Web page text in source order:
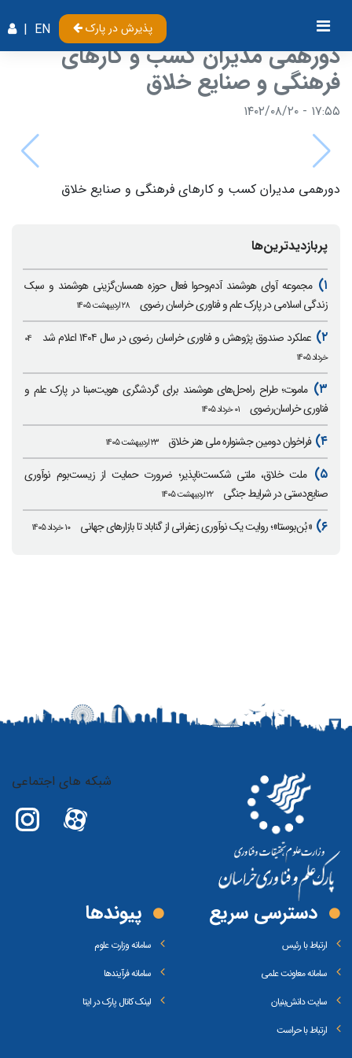
EN
| پذیرش در پارک
دورهمی مدیران کسب و کارهای
فرهنگی و صنایع خلاق
۱۷:۵۵ - ۱۴۰۲/۰۸/۲۰
دورهمی مدیران کسب و کارهای فرهنگی و صنایع خلاق
پربازدیدترین‌ها
۱)
مجموعه آوای هوشمند آدم‌وحوا فعال حوزه همسان‌گزینی هوشمند و سبک
زندگی اسلامی در پارک علم و فناوری خراسان رضوی
۲۸ اردیبهشت ۱۴۰۵
۲) عملکرد صندوق پژوهش و فناوری خراسان رضوی در سال ۱۴۰۴ اعلام شد
۰۴
خرداد ۱۴۰۵
۳)
ماموت؛ طراح راه‌حل‌های هوشمند برای گردشگری هویت‌مبنا در پارک علم و
فناوری خراسان‌رضوی
۰۱ خرداد ۱۴۰۵
۴) فراخوان دومین جشنواره ملی هنر خلاق ۲۳ اردیبهشت ۱۴۰۵
۵)
ملت خلاق، ملتی شکست‌ناپذیر؛ ضرورت حمایت از زیست‌بوم نوآوری
صنایع‌دستی در شرایط جنگی
۲۲ اردیبهشت ۱۴۰۵
۶) «بُن‌بوستا»؛ روایت یک نوآوری زعفرانی از گناباد تا بازارهای جهانی ۱۰ خرداد ۱۴۰۵
شبکه های اجتماعی
دسترسی سریع
ارتباط با رئیس
سامانه معاونت علمی
سایت دانش‌بنیان
ارتباط با حراست
پیوند‌ها
سامانه وزارت علوم
سامانه فرآیندها
لینک کانال پارک در ایتا